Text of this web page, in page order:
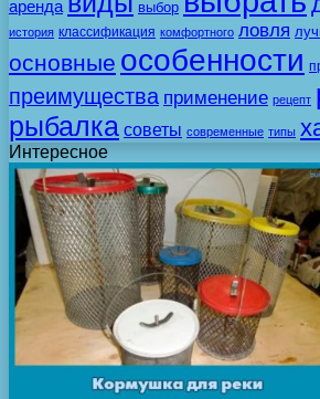
аренда выбор
история классификация комфортного ловля
основные особенности
преимущества применение рецепт
рыбалка советы современные типы
Интересное